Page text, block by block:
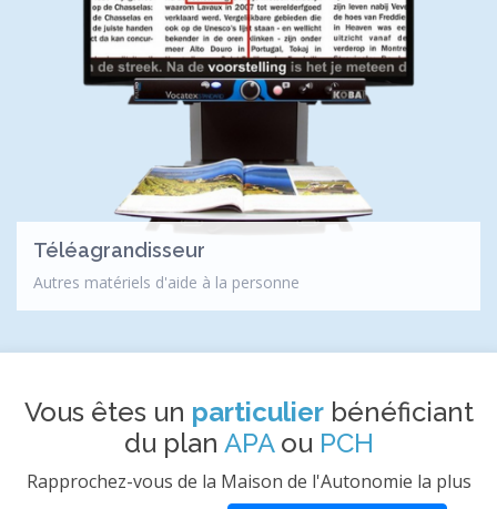
Téléagrandisseur
Autres matériels d'aide à la personne
Vous êtes un particulierbénéficiant
du plan APAou PCH
Rapprochez-vous de la Maison de l'Autonomie la plus